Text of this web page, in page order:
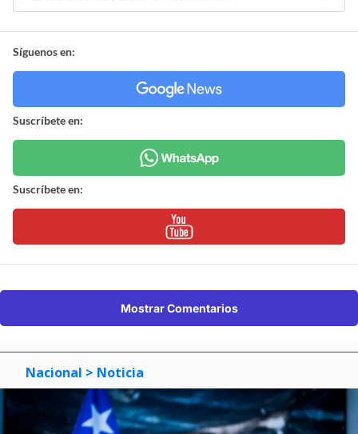
Síguenos en:
Suscríbete en:
Suscríbete en:
Mostrar Comentarios
Nacional > Noticia